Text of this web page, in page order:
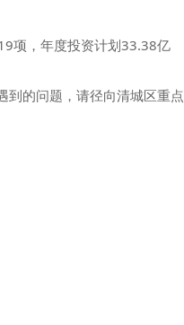
项，年度投资计划33.38亿
的问题，请径向清城区重点